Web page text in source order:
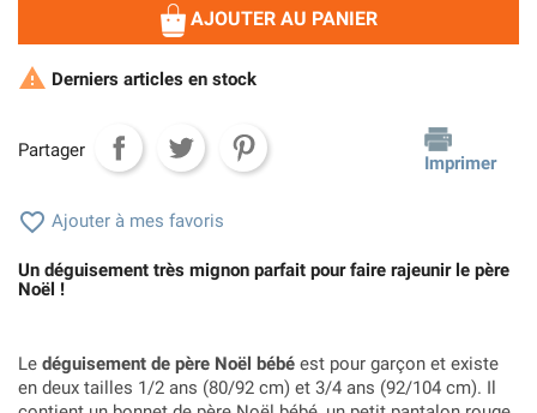
AJOUTER AU PANIER
 Derniers articles en stock
Partager
Imprimer
 Ajouter à mes favoris
Un déguisement très mignon parfait pour faire rajeunir le père
Noël !
Le déguisement de père Noël bébé est pour garçon et existe
en deux tailles 1/2 ans (80/92 cm) et 3/4 ans (92/104 cm). Il